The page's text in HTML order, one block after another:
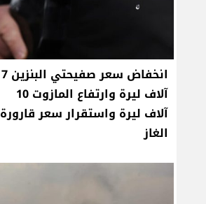
انخفاض سعر صفيحتي البنزين 7
آلاف ليرة وارتفاع المازوت 10
آلاف ليرة واستقرار سعر قارورة
الغاز